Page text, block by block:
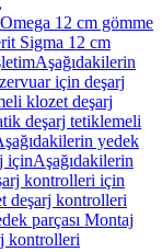
12 cm gömme
Sigma 12 cm
Aşağıdakilerin
için deşarj
klozet deşarj
deşarj tetiklemeli
yedek
içinAşağıdakilerin
kontrolleri için
deşarj kontrolleri
parçası Montaj
kontrolleri